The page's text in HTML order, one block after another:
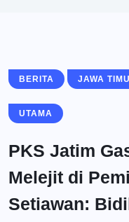
BERITA JAWA
UTAMA
PKS Jatim
Melejit di
Setiawan: